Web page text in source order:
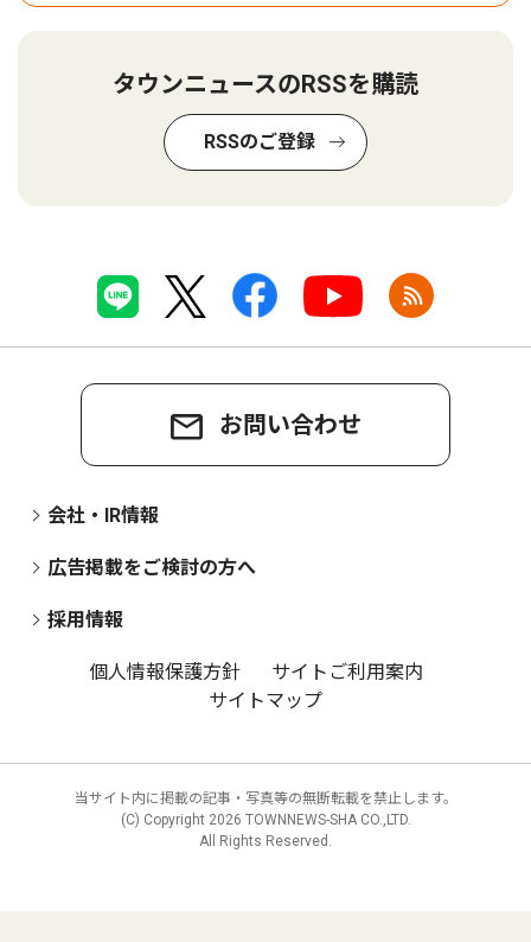
タウンニュースのRSSを購読
RSSのご登録
お問い合わせ
会社・IR情報
広告掲載をご検討の方へ
採用情報
個人情報保護方針
サイトご利用案内
サイトマップ
当サイト内に掲載の記事・写真等の無断転載を禁止します。
(C) Copyright 2026 TOWNNEWS-SHA CO.,LTD.
All Rights Reserved.